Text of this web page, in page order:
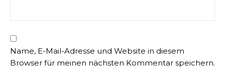
Name, E-Mail-Adresse und Website in diesem
Browser für meinen nächsten Kommentar speichern.